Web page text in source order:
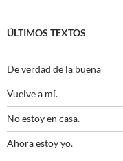
ÚLTIMOS TEXTOS
De verdad de la buena
Vuelve a mí.
No estoy en casa.
Ahora estoy yo.